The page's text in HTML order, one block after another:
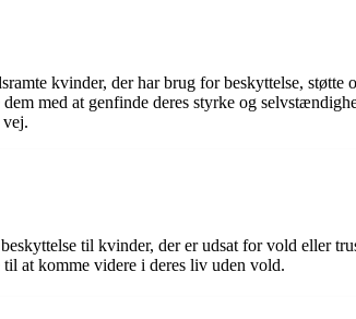
kvinder, der har brug for beskyttelse,
med at genfinde deres styrke og
til kvinder, der er udsat for vold eller
at komme videre i deres liv uden vold.